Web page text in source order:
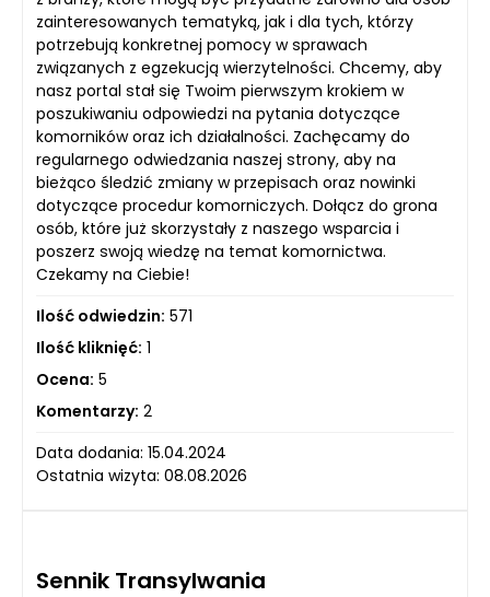
zainteresowanych tematyką, jak i dla tych, którzy
potrzebują konkretnej pomocy w sprawach
związanych z egzekucją wierzytelności. Chcemy, aby
nasz portal stał się Twoim pierwszym krokiem w
poszukiwaniu odpowiedzi na pytania dotyczące
komorników oraz ich działalności. Zachęcamy do
regularnego odwiedzania naszej strony, aby na
bieżąco śledzić zmiany w przepisach oraz nowinki
dotyczące procedur komorniczych. Dołącz do grona
osób, które już skorzystały z naszego wsparcia i
poszerz swoją wiedzę na temat komornictwa.
Czekamy na Ciebie!
Ilość odwiedzin: 571
Ilość kliknięć: 1
Ocena: 5
Komentarzy: 2
Data dodania: 15.04.2024
Ostatnia wizyta: 08.08.2026
Sennik Transylwania